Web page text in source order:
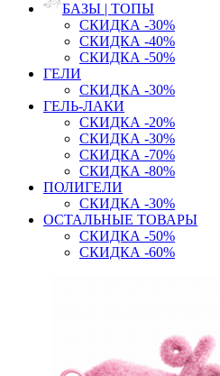
БАЗЫ | ТОПЫ
СКИДКА -30%
СКИДКА -40%
СКИДКА -50%
ГЕЛИ
СКИДКА -30%
ГЕЛЬ-ЛАКИ
СКИДКА -20%
СКИДКА -30%
СКИДКА -70%
СКИДКА -80%
ПОЛИГЕЛИ
СКИДКА -30%
ОСТАЛЬНЫЕ ТОВАРЫ
СКИДКА -50%
СКИДКА -60%